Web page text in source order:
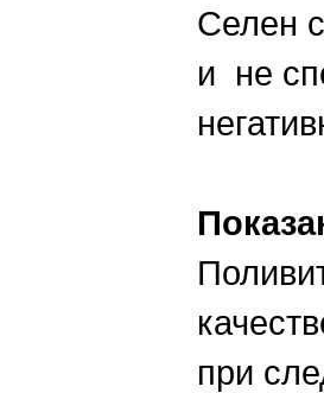
Селен
и не
при